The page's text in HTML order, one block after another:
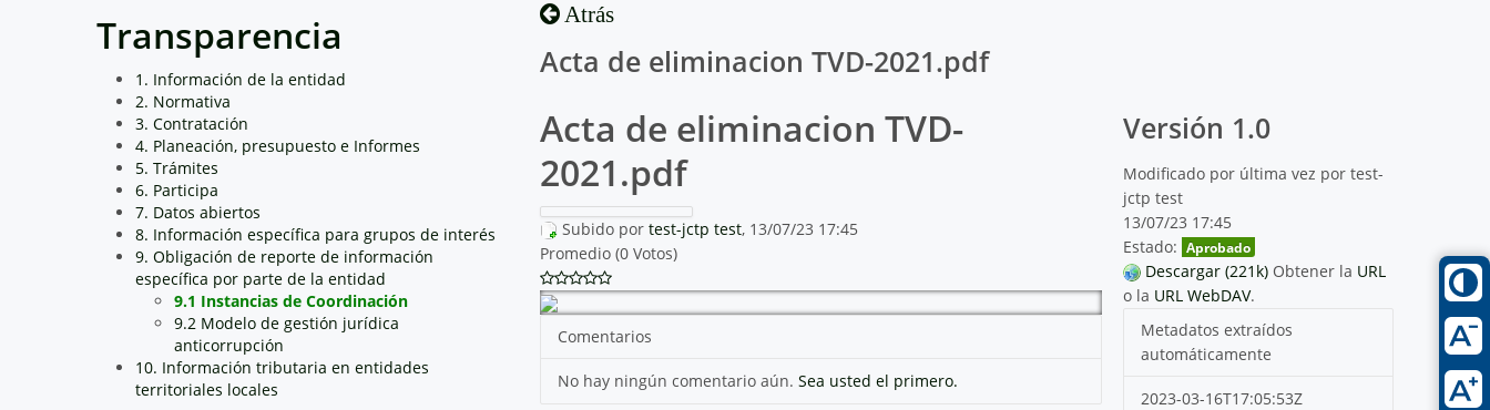
Transparencia
1. Información de la entidad
2. Normativa
3. Contratación
4. Planeación, presupuesto e Informes
5. Trámites
6. Participa
7. Datos abiertos
8. Información específica para grupos de interés
9. Obligación de reporte de información
específica por parte de la entidad
9.1 Instancias de Coordinación
9.2 Modelo de gestión jurídica
anticorrupción
10. Información tributaria en entidades
territoriales locales
Atrás
Acta de eliminacion TVD-2021.pdf
Acta de eliminacion TVD-
2021.pdf
Subido por test-jctp test, 13/07/23 17:45
Promedio (0 Votos)
Comentarios
No hay ningún comentario aún. Sea usted el primero.
Versión 1.0
Modificado por última vez por test-
jctp test
13/07/23 17:45
Estado: Aprobado
Descargar (221k) Obtener la URL
o la URL WebDAV.
Metadatos extraídos
automáticamente
2023-03-16T17:05:53Z